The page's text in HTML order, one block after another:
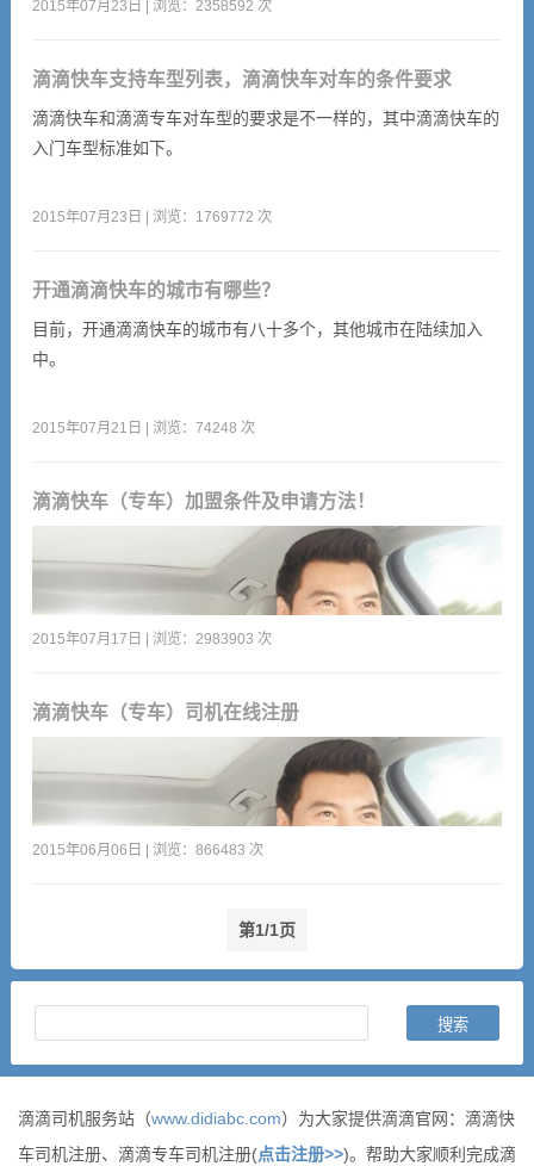
2015年07月23日 | 浏览：2358592 次
滴滴快车支持车型列表，滴滴快车对车的条件要求
滴滴快车和滴滴专车对车型的要求是不一样的，其中滴滴快车的
入门车型标准如下。
2015年07月23日 | 浏览：1769772 次
开通滴滴快车的城市有哪些？
目前，开通滴滴快车的城市有八十多个，其他城市在陆续加入
中。
2015年07月21日 | 浏览：74248 次
滴滴快车（专车）加盟条件及申请方法！
2015年07月17日 | 浏览：2983903 次
滴滴快车（专车）司机在线注册
2015年06月06日 | 浏览：866483 次
第1/1页
滴滴司机服务站（www.didiabc.com）为大家提供滴滴官网：滴滴快
车司机注册、滴滴专车司机注册(点击注册>>)。帮助大家顺利完成滴